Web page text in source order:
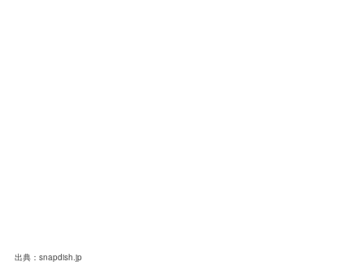
出典：snapdish.jp